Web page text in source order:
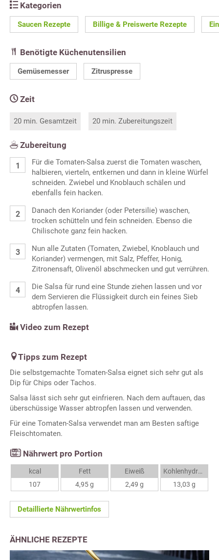
Kategorien
Saucen Rezepte Billige & Preiswerte Rezepte
Benötigte Küchenutensilien
Gemüsemesser Zitruspresse
Zeit
20 min. Gesamtzeit 20 min. Zubereitungszeit
Zubereitung
Für die Tomaten-Salsa zuerst die Tomaten waschen,
halbieren, vierteln, entkernen und dann in kleine Würfel
schneiden. Zwiebel und Knoblauch schälen und
ebenfalls fein hacken.
Danach den Koriander (oder Petersilie) waschen,
trocken schütteln und fein schneiden. Ebenso die
Chilischote ganz fein hacken.
Nun alle Zutaten (Tomaten, Zwiebel, Knoblauch und
Koriander) vermengen, mit Salz, Pfeffer, Honig,
Zitronensaft, Olivenöl abschmecken und gut verrühren.
Die Salsa für rund eine Stunde ziehen lassen und vor
dem Servieren die Flüssigkeit durch ein feines Sieb
abtropfen lassen.
Video zum Rezept
Tipps zum Rezept
Die selbstgemachte Tomaten-Salsa eignet sich sehr gut als
Dip für Chips oder Tachos.
Salsa lässt sich sehr gut einfrieren. Nach dem auftauen, das
überschüssige Wasser abtropfen lassen und verwenden.
Für eine Tomaten-Salsa verwendet man am Besten saftige
Fleischtomaten.
Nährwert pro Portion
kcal
107
Fett
4,95 g
Eiweiß
2,49 g
Kohlenhydrate
13,03 g
Detaillierte Nährwertinfos
ÄHNLICHE REZEPTE